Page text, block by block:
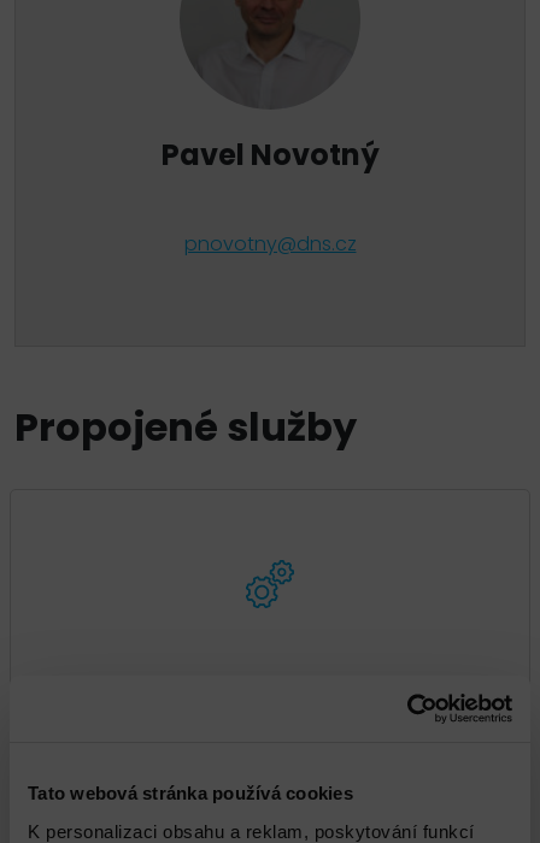
Tato webová stránka používá cookies
K personalizaci obsahu a reklam, poskytování funkcí
Pavel Novotný
pnovotny@dns.cz
Propojené služby
VMware vSAN Ready node Instalace a